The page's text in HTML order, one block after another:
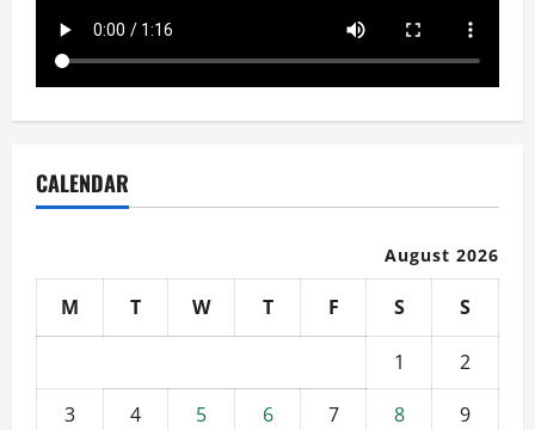
CALENDAR
August 2026
M T W T F S S
1
2
3
4 5 6 7 8
9